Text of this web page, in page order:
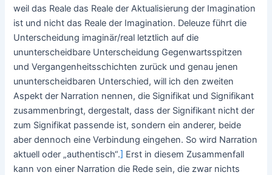
weil das Reale das Reale der Aktualisierung der Imagination
ist und nicht das Reale der Imagination. Deleuze führt die
Unterscheidung imaginär/real letztlich auf die
ununterscheidbare Unterscheidung Gegenwartsspitzen
und Vergangenheitsschichten zurück und genau jenen
ununterscheidbaren Unterschied, will ich den zweiten
Aspekt der Narration nennen, die Signifikat und Signifikant
zusammenbringt, dergestalt, dass der Signifikant nicht der
zum Signifikat passende ist, sondern ein anderer, beide
aber dennoch eine Verbindung eingehen. So wird Narration
aktuell oder „authentisch“.] Erst in diesem Zusammenfall
kann von einer Narration die Rede sein, die zwar nichts